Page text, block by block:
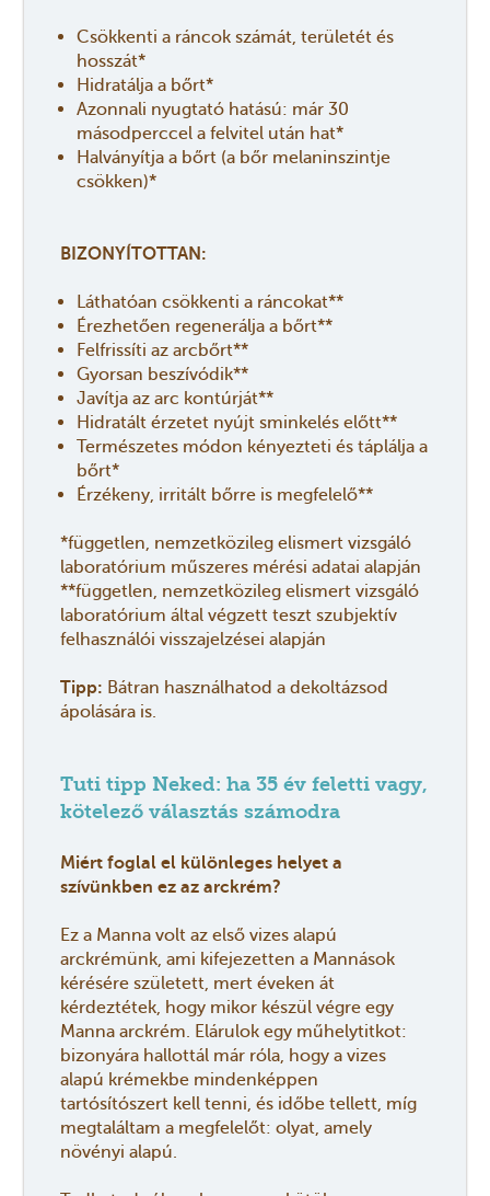
Csökkenti a ráncok számát, területét és
hosszát*
Hidratálja a bőrt*
Azonnali nyugtató hatású: már 30
másodperccel a felvitel után hat*
Halványítja a bőrt (a bőr melaninszintje
csökken)*
BIZONYÍTOTTAN:
Láthatóan csökkenti a ráncokat**
Érezhetően regenerálja a bőrt**
Felfrissíti az arcbőrt**
Gyorsan beszívódik**
Javítja az arc kontúrját**
Hidratált érzetet nyújt sminkelés előtt**
Természetes módon kényezteti és táplálja a
bőrt*
Érzékeny, irritált bőrre is megfelelő**
*független, nemzetközileg elismert vizsgáló
laboratórium műszeres mérési adatai alapján
**független, nemzetközileg elismert vizsgáló
laboratórium által végzett teszt szubjektív
felhasználói visszajelzései alapján
Tipp: Bátran használhatod a dekoltázsod
ápolására is.
Tuti tipp Neked: ha 35 év feletti vagy,
kötelező választás számodra
Miért foglal el különleges helyet a
szívünkben ez az arckrém?
Ez a Manna volt az első vizes alapú
arckrémünk, ami kifejezetten a Mannások
kérésére született, mert éveken át
kérdeztétek, hogy mikor készül végre egy
Manna arckrém. Elárulok egy műhelytitkot:
bizonyára hallottál már róla, hogy a vizes
alapú krémekbe mindenképpen
tartósítószert kell tenni, és időbe tellett, míg
megtaláltam a megfelelőt: olyat, amely
növényi alapú.